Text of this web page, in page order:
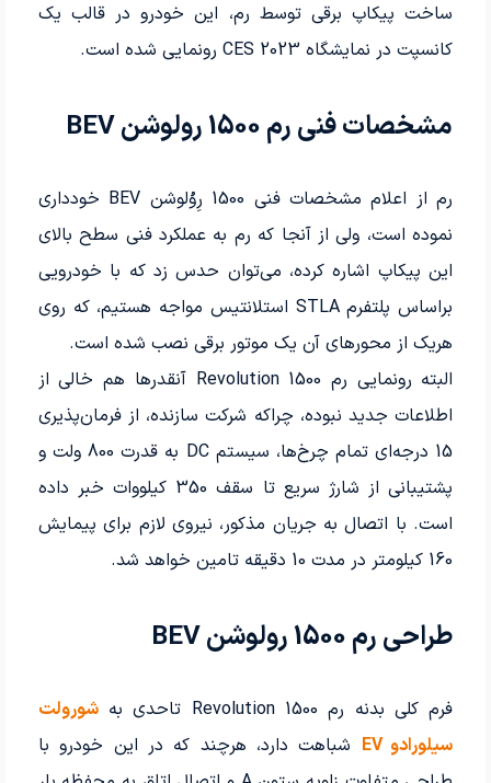
ساخت پیکاپ برقی توسط رم، این خودرو در قالب یک
کانسپت در نمایشگاه CES 2023 رونمایی شده است.
مشخصات فنی رم 1500 رولوشن BEV
رم از اعلام مشخصات فنی 1500 رِوُلوشن BEV خودداری
نموده است، ولی از آنجا که رم به عملکرد فنی سطح بالای
این پیکاپ اشاره کرده، می­‌توان حدس زد که با خودرویی
براساس پلتفرم STLA استلانتیس مواجه هستیم، که روی
هریک از محورهای آن یک موتور برقی نصب شده است.
البته رونمایی رم 1500 Revolution آنقدرها هم خالی از
اطلاعات جدید نبوده، چراکه شرکت سازنده، از فرمان‌پذیری
15 درجه­‌ای تمام چرخ‌ها، سیستم DC به قدرت 800 ولت و
پشتیبانی از شارژ سریع تا سقف 350 کیلووات خبر داده
است. با اتصال به جریان مذکور، نیروی لازم برای پیمایش
160 کیلومتر در مدت 10 دقیقه تامین خواهد شد.
طراحی رم 1500 رولوشن BEV
فرم کلی بدنه رم 1500 Revolution تاحدی به
شورولت
سیلورادو EV
شباهت دارد، هرچند که در این خودرو با